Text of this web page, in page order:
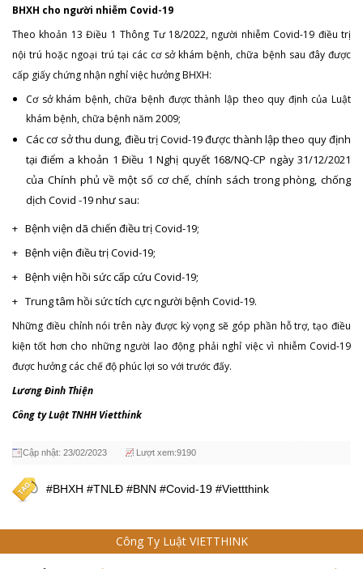
BHXH cho người nhiễm Covid-19
Theo khoản 13 Điều 1 Thông Tư 18/2022, người nhiễm Covid-19 điều trị
nội trú hoặc ngoại trú tại các cơ sở khám bệnh, chữa bệnh sau đây được
cấp giấy chứng nhận nghỉ việc hưởng BHXH:
Cơ sở khám bệnh, chữa bệnh được thành lập theo quy định của Luật
khám bệnh, chữa bệnh năm 2009;
Các cơ sở thu dung, điều trị Covid-19 được thành lập theo quy định
tại điểm a khoản 1 Điều 1 Nghị quyết 168/NQ-CP ngày 31/12/2021
của Chính phủ về một số cơ chế, chính sách trong phòng, chống
dịch Covid -19 như sau:
+ Bệnh viện dã chiến điều trị Covid-19;
+ Bệnh viện điều trị Covid-19;
+ Bệnh viện hồi sức cấp cứu Covid-19;
+ Trung tâm hồi sức tích cực người bệnh Covid-19.
Những điều chỉnh nói trên này được kỳ vọng sẽ góp phần hỗ trợ, tạo điều
kiện tốt hơn cho những người lao động phải nghỉ việc vì nhiễm Covid-19
được hưởng các chế độ phúc lợi so với trước đấy.
Lương Đình Thiện
Công ty Luật TNHH Vietthink
Cập nhật: 23/02/2023 Lượt xem:9190
#BHXH #TNLĐ #BNN #Covid-19 #Viettthink
Công Ty Luật VIETTHINK